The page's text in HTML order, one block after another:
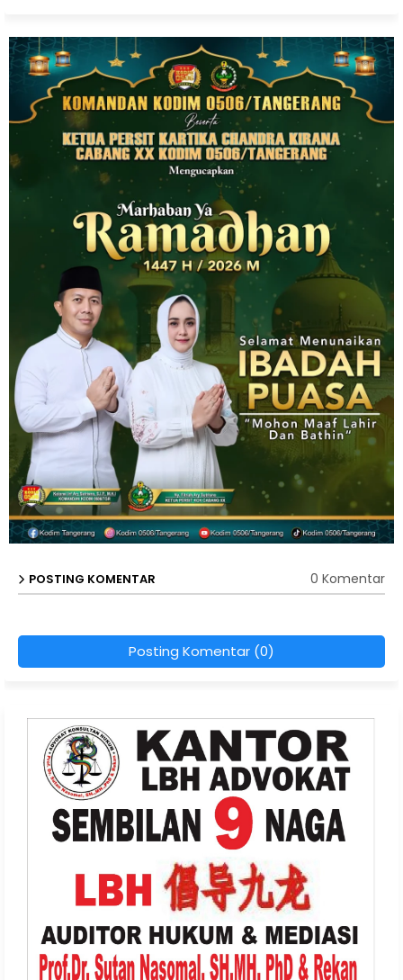
POSTING KOMENTAR 0 Komentar
Posting Komentar (0)